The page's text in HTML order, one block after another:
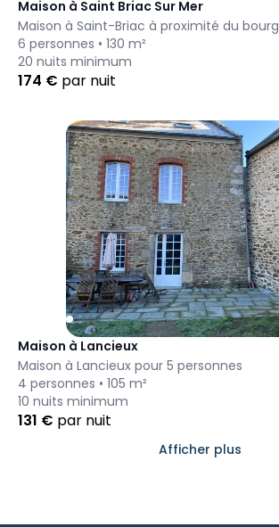
Maison à Saint Briac Sur Mer
Maison à Saint-Briac à proximité du bourg
6 personnes • 130 m²
20 nuits minimum
174 € par nuit
Maison à Lancieux
Maison à Lancieux pour 5 personnes
4 personnes • 105 m²
10 nuits minimum
131 € par nuit
Afficher plus